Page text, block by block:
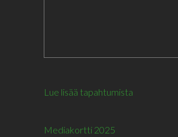
Lue lisää tapahtumista
Mediakortti 2025